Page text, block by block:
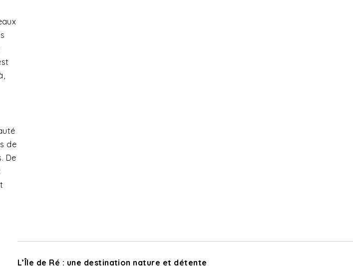
de
De
L’Île de Ré : une destination nature et détente